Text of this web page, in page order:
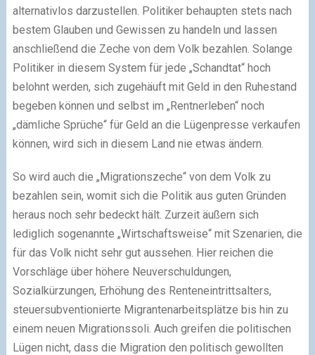
alternativlos darzustellen. Politiker behaupten stets nach
bestem Glauben und Gewissen zu handeln und lassen
anschließend die Zeche von dem Volk bezahlen. Solange
Politiker in diesem System für jede „Schandtat“ hoch
belohnt werden, sich zugehäuft mit Geld in den Ruhestand
begeben können und selbst im „Rentnerleben“ noch
„dämliche Sprüche“ für Geld an die Lügenpresse verkaufen
können, wird sich in diesem Land nie etwas ändern.
So wird auch die „Migrationszeche“ von dem Volk zu
bezahlen sein, womit sich die Politik aus guten Gründen
heraus noch sehr bedeckt hält. Zurzeit äußern sich
lediglich sogenannte „Wirtschaftsweise“ mit Szenarien, die
für das Volk nicht sehr gut aussehen. Hier reichen die
Vorschläge über höhere Neuverschuldungen,
Sozialkürzungen, Erhöhung des Renteneintrittsalters,
steuersubventionierte Migrantenarbeitsplätze bis hin zu
einem neuen Migrationssoli. Auch greifen die politischen
Lügen nicht, dass die Migration den politisch gewollten